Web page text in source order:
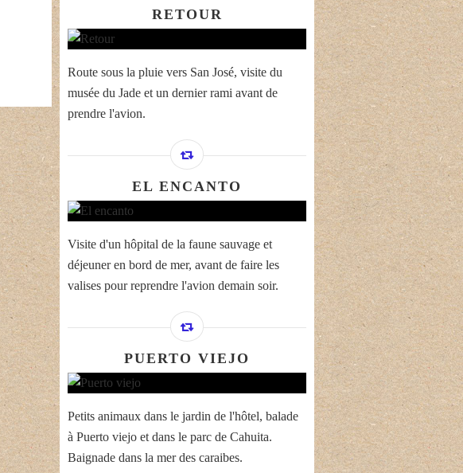
RETOUR
Route sous la pluie vers San José, visite du
musée du Jade et un dernier rami avant de
prendre l'avion.
EL ENCANTO
Visite d'un hôpital de la faune sauvage et
déjeuner en bord de mer, avant de faire les
valises pour reprendre l'avion demain soir.
PUERTO VIEJO
Petits animaux dans le jardin de l'hôtel, balade
à Puerto viejo et dans le parc de Cahuita.
Baignade dans la mer des caraibes.